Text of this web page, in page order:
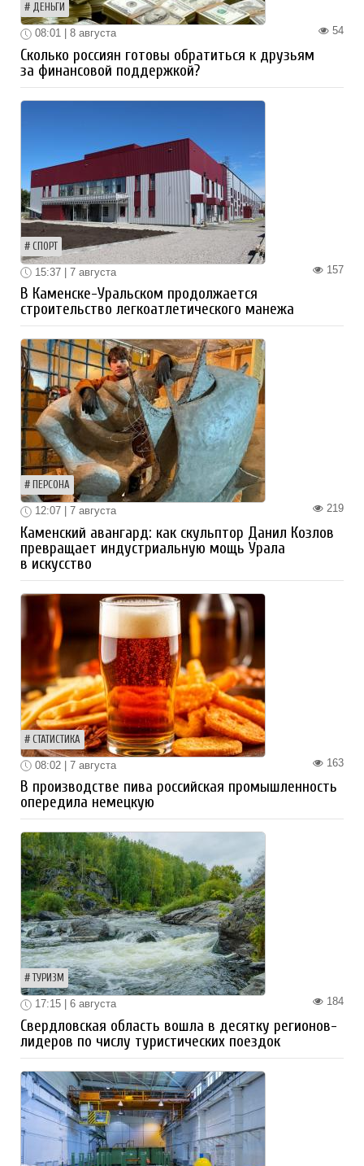
ДЕНЬГИ
54
08:01 | 8 августа
Сколько россиян готовы обратиться к друзьям
за финансовой поддержкой?
СПОРТ
157
15:37 | 7 августа
В Каменске-Уральском продолжается
строительство легкоатлетического манежа
ПЕРСОНА
219
12:07 | 7 августа
Каменский авангард: как скульптор Данил Козлов
превращает индустриальную мощь Урала
в искусство
СТАТИСТИКА
163
08:02 | 7 августа
В производстве пива российская промышленность
опередила немецкую
ТУРИЗМ
184
17:15 | 6 августа
Свердловская область вошла в десятку регионов-
лидеров по числу туристических поездок